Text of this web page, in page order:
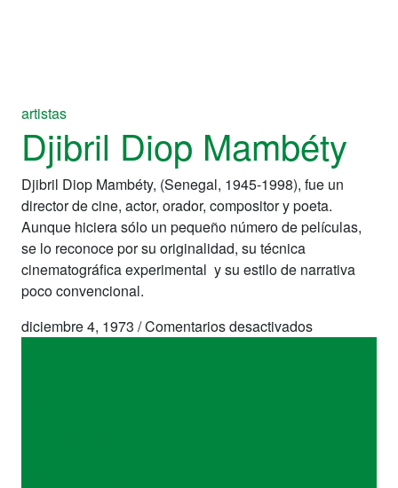
artistas
Djibril Diop Mambéty
Djibril Diop Mambéty, (Senegal, 1945-1998), fue un
director de cine, actor, orador, compositor y poeta.
Aunque hiciera sólo un pequeño número de películas,
se lo reconoce por su originalidad, su técnica
cinematográfica experimental y su estilo de narrativa
poco convencional.
diciembre 4, 1973 /Comentarios desactivadosen